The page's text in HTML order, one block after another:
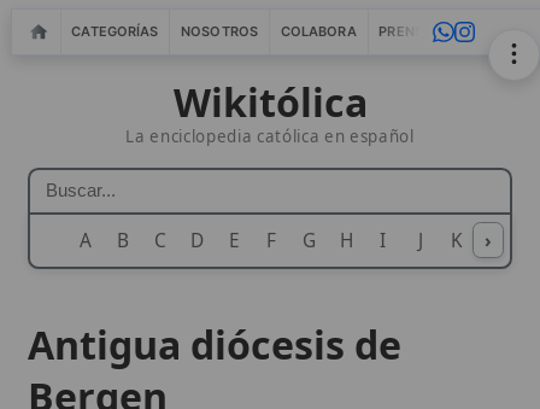
CATEGORÍAS NOSOTROS COLABORA PRENSA WEBMASTERS
Wikitólica
La enciclopedia católica en español
A B C D E F G H I J K L M
›
Bergen